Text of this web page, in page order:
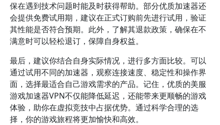
保在遇到技术问题时能及时获得帮助。部分优质加速器还
会提供免费试用期，建议在正式订购前先进行试用，验证
其性能是否符合预期。此外，了解其退款政策，确保在不
满意时可以轻松退订，保障自身权益。
最后，建议你结合自身实际情况，进行多方面比较。可以
通过试用不同的加速器，观察连接速度、稳定性和操作界
面，选择最适合自己游戏需求的产品。记住，优质的美服
游戏加速器VPN不仅能降低延迟，还能带来更顺畅的游戏
体验，助你在虚拟竞技中占据优势。通过科学合理的选
择，你的游戏旅程将更加愉快和高效。